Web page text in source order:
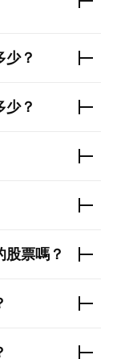
少？
少？
股票嗎？